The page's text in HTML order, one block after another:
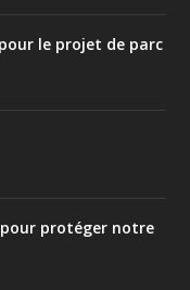
le projet de parc
pour protéger notre